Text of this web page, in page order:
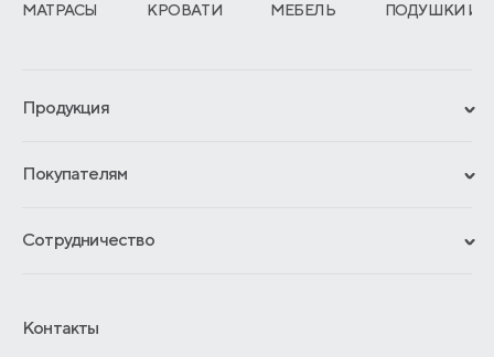
МАТРАСЫ КРОВАТИ МЕБЕЛЬ ПОДУШКИ И
Продукция
Гарантии
Отзывы покупателей
Покупателям
Обмен и возврат
Адреса магазинов
Сотрудничество
Отельерам
Контакты